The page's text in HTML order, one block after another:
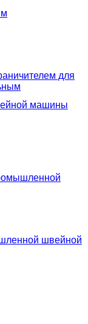
для
швейной